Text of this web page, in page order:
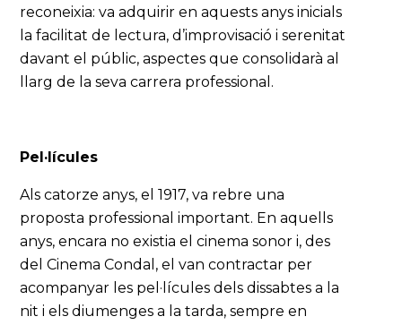
reconeixia: va adquirir en aquests anys inicials
la facilitat de lectura, d’improvisació i serenitat
davant el públic, aspectes que consolidarà al
llarg de la seva carrera professional.
Pel·lícules
Als catorze anys, el 1917, va rebre una
proposta professional important. En aquells
anys, encara no existia el cinema sonor i, des
del Cinema Condal, el van contractar per
acompanyar les pel·lícules dels dissabtes a la
nit i els diumenges a la tarda, sempre en